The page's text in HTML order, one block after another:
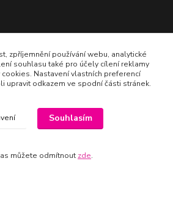
zpříjemnění používání webu, analytické
souhlasu také pro účely cílení reklamy
Nastavení vlastních preferencí
upravit odkazem ve spodní části stránek.
Souhlasím
můžete odmítnout zde.